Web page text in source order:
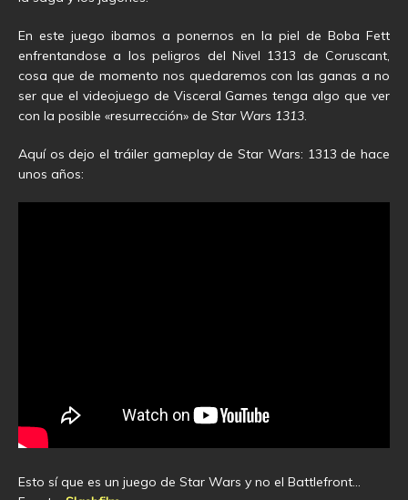
En este juego ibamos a ponernos en la piel de Boba Fett
enfrentandose a los peligros del Nivel 1313 de Coruscant,
cosa que de momento nos quedaremos con las ganas a no
ser que el videojuego de Visceral Games tenga algo que ver
con la posible «resurrección» de Star Wars 1313.
Aquí os dejo el tráiler gameplay de Star Wars: 1313 de hace
unos años:
Esto sí que es un juego de Star Wars y no el Battlefront…